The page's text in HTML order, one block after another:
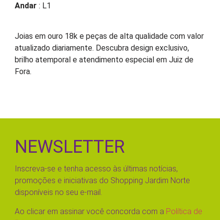
Andar : L1
Joias em ouro 18k e peças de alta qualidade com valor
atualizado diariamente. Descubra design exclusivo,
brilho atemporal e atendimento especial em Juiz de
Fora.
NEWSLETTER
Inscreva-se e tenha acesso às últimas notícias,
promoções e iniciativas do Shopping Jardim Norte
disponíveis no seu e-mail.
Ao clicar em assinar você concorda com a Política de